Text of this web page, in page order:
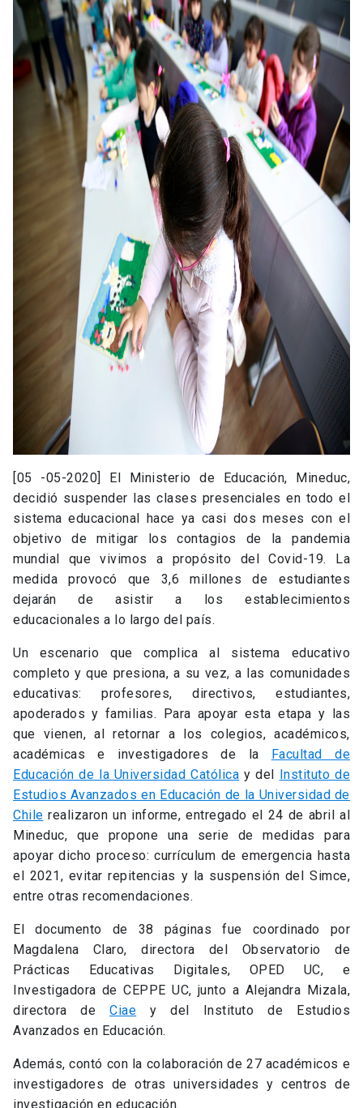
[05 -05-2020] El Ministerio de Educación, Mineduc,
decidió suspender las clases presenciales en todo el
sistema educacional hace ya casi dos meses con el
objetivo de mitigar los contagios de la pandemia
mundial que vivimos a propósito del Covid-19. La
medida provocó que 3,6 millones de estudiantes
dejarán de asistir a los establecimientos
educacionales a lo largo del país.
Un escenario que complica al sistema educativo
completo y que presiona, a su vez, a las comunidades
educativas: profesores, directivos, estudiantes,
apoderados y familias. Para apoyar esta etapa y las
que vienen, al retornar a los colegios, académicos,
académicas e investigadores de la Facultad de
Educación de la Universidad Católica y del Instituto de
Estudios Avanzados en Educación de la Universidad de
Chile realizaron un informe, entregado el 24 de abril al
Mineduc, que propone una serie de medidas para
apoyar dicho proceso: currículum de emergencia hasta
el 2021, evitar repitencias y la suspensión del Simce,
entre otras recomendaciones.
El documento de 38 páginas fue coordinado por
Magdalena Claro, directora del Observatorio de
Prácticas Educativas Digitales, OPED UC, e
Investigadora de CEPPE UC, junto a Alejandra Mizala,
directora deCiae y del Instituto de Estudios
Avanzados en Educación.
Además, contó con la colaboración de 27 académicos e
investigadores de otras universidades y centros de
investigación en educación.